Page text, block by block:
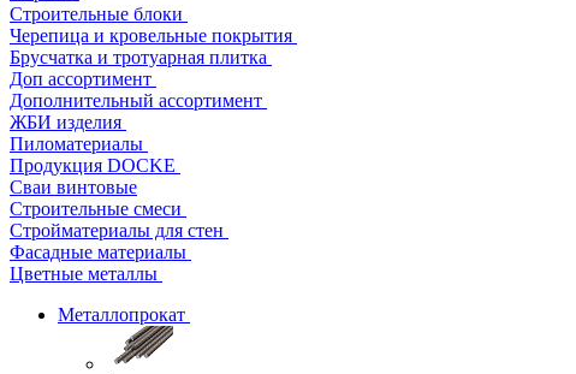
Строительные блоки
Черепица и кровельные покрытия
Брусчатка и тротуарная плитка
Доп ассортимент
Дополнительный ассортимент
ЖБИ изделия
Пиломатериалы
Продукция DOCKE
Сваи винтовые
Строительные смеси
Стройматериалы для стен
Фасадные материалы
Цветные металлы
Металлопрокат